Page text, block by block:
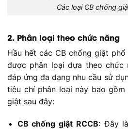
Các loại CB chống
2. Phân loại theo chức năng
Hầu hết các CB chống giật
được phân loại dựa theo chức
đáp ứng đa dạng nhu cầu sử
tiêu chí phân loại này bao
giật sau đây:
CB chống giật RCCB: Đây